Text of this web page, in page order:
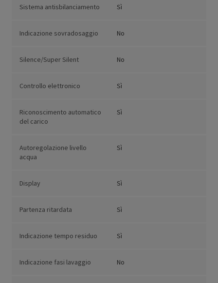
Sistema antisbilanciamento Sì
Indicazione sovradosaggio No
Silence/Super Silent No
Controllo elettronico Sì
Riconoscimento automatico
del carico
Sì
Autoregolazione livello
acqua
Sì
Display Sì
Partenza ritardata Sì
Indicazione tempo residuo Sì
Indicazione fasi lavaggio No